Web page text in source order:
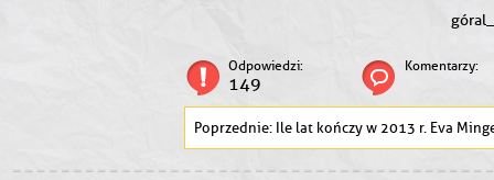
Odpowiedzi:
149
Komentarzy:
Ile lat kończy w 2013 r. Eva